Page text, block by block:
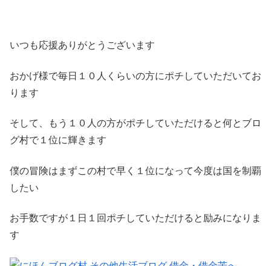
いつも応援ありがとうございます
おかげ様で毎日１０人くらいの方にポチしていただいてお
ります
そして、もう１０人の方がポチしていただけると何とブロ
グ村で１位に輝きます
僕の冒険はまずこの村で早く１位になって今度は国を制覇
したい
お手数ですが１日１回ポチしていただけると励みになりま
す